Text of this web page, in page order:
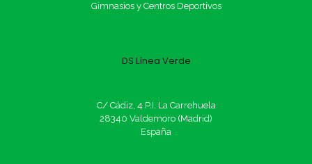
Gimnasios y Centros Deportivos
DS Línea Verde
C/ Cádiz, 4 P.I. La Carrehuela
28340 Valdemoro (Madrid)
España